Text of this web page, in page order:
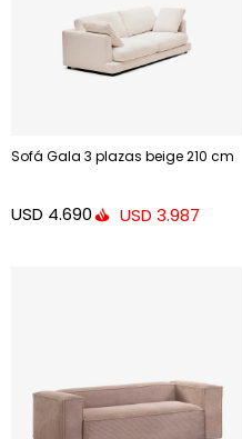
Sofá Gala 3 plazas beige 210 cm
USD 4.690 USD 3.987